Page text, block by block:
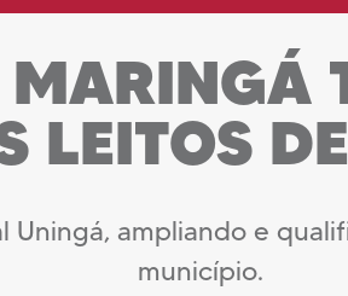
LEITOS
Uningá, ampliando e
município.